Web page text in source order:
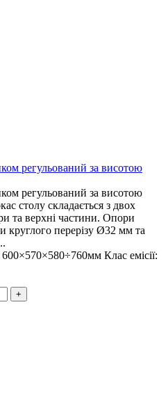
регульований за висотою
регульований за висотою
столу складається з двох
та верхні частини. Опори
круглого перерізу Ø32 мм та
600×570×580÷760мм Клас емісії:
+